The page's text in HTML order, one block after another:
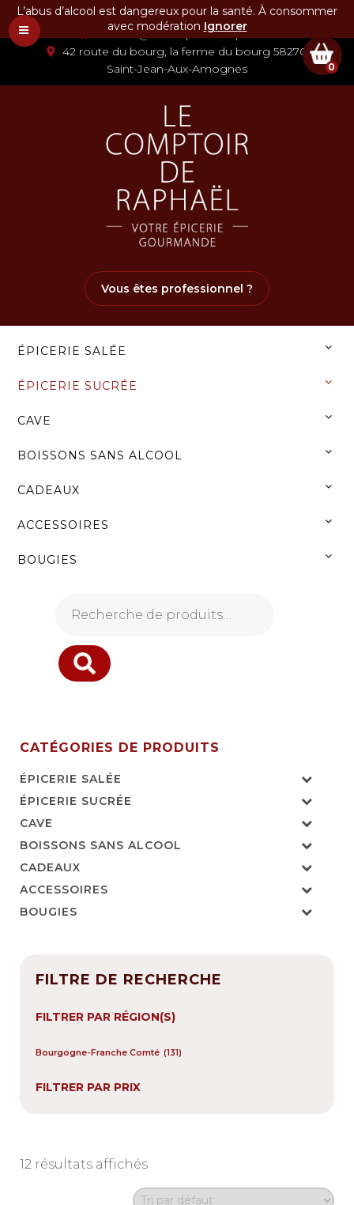
03 86 58 07 80
contact@lecomptoirderaphael.fr
42 route du bourg, la ferme du bourg 58270
Saint-Jean-Aux-Amognes
0
Vous êtes professionnel ?
ÉPICERIE SALÉE
ÉPICERIE SUCRÉE
CAVE
BOISSONS SANS ALCOOL
CADEAUX
ACCESSOIRES
BOUGIES
NOS PRODUITS
ACCUEIL
Recherche
CATÉGORIES DE PRODUITS
ÉPICERIE SALÉE
ÉPICERIE SUCRÉE
CAVE
BOISSONS SANS ALCOOL
CADEAUX
ACCESSOIRES
BOUGIES
FILTRE DE RECHERCHE
FILTRER PAR RÉGION(S)
Bourgogne-Franche Comté (131)
FILTRER PAR PRIX
12 résultats affichés
L’abus d’alcool est dangereux pour la santé. À consommer
avec modération Ignorer